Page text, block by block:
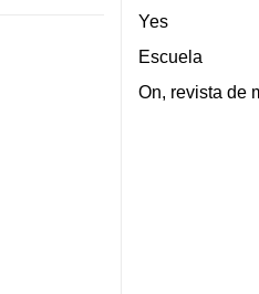
Yes
Escuela
On, revista de